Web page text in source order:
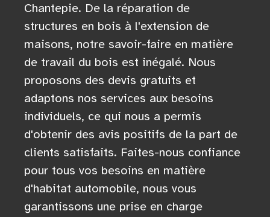
Chantepie. De la réparation de
structures en bois à l'extension de
maisons, notre savoir-faire en matière
de travail du bois est inégalé. Nous
proposons des devis gratuits et
adaptons nos services aux besoins
individuels, ce qui nous a permis
d'obtenir des avis positifs de la part de
clients satisfaits. Faites-nous confiance
pour tous vos besoins en matière
d'habitat automobile, nous vous
garantissons une prise en charge